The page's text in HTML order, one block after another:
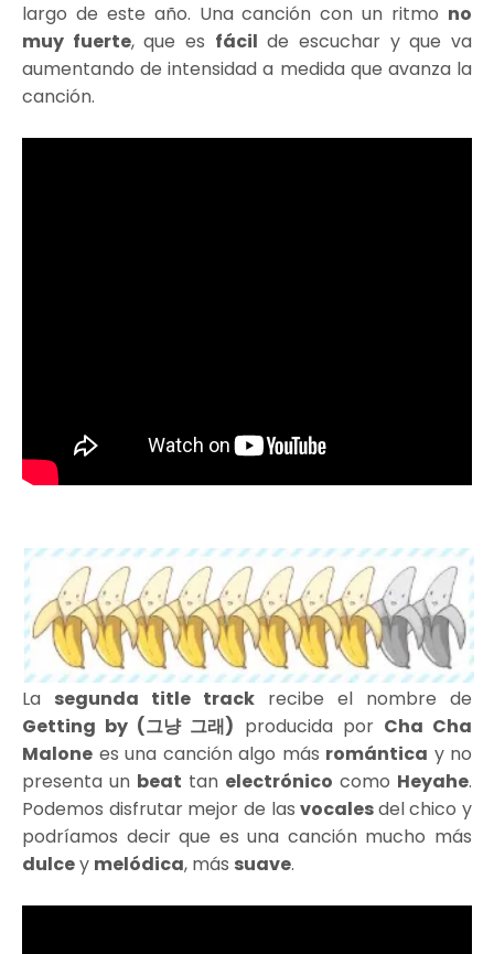
largo de este año. Una canción con un ritmo no
muy fuerte, que es fácil de escuchar y que va
aumentando de intensidad a medida que avanza la
canción.
La segunda title track recibe el nombre de
Getting by (그냥 그래) producida por Cha Cha
Malone es una canción algo más romántica y no
presenta un beat tan electrónico como Heyahe.
Podemos disfrutar mejor de lasvocalesdel chico y
podríamos decir que es una canción mucho más
dulcey melódica, más suave.